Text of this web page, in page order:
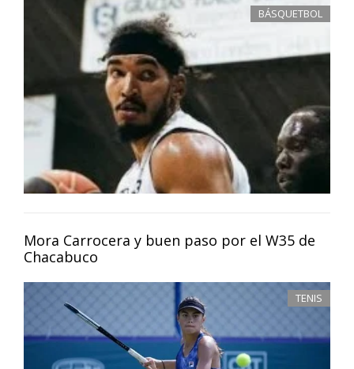
BÁSQUETBOL
Mora Carrocera y buen paso por el W35 de
Chacabuco
TENIS